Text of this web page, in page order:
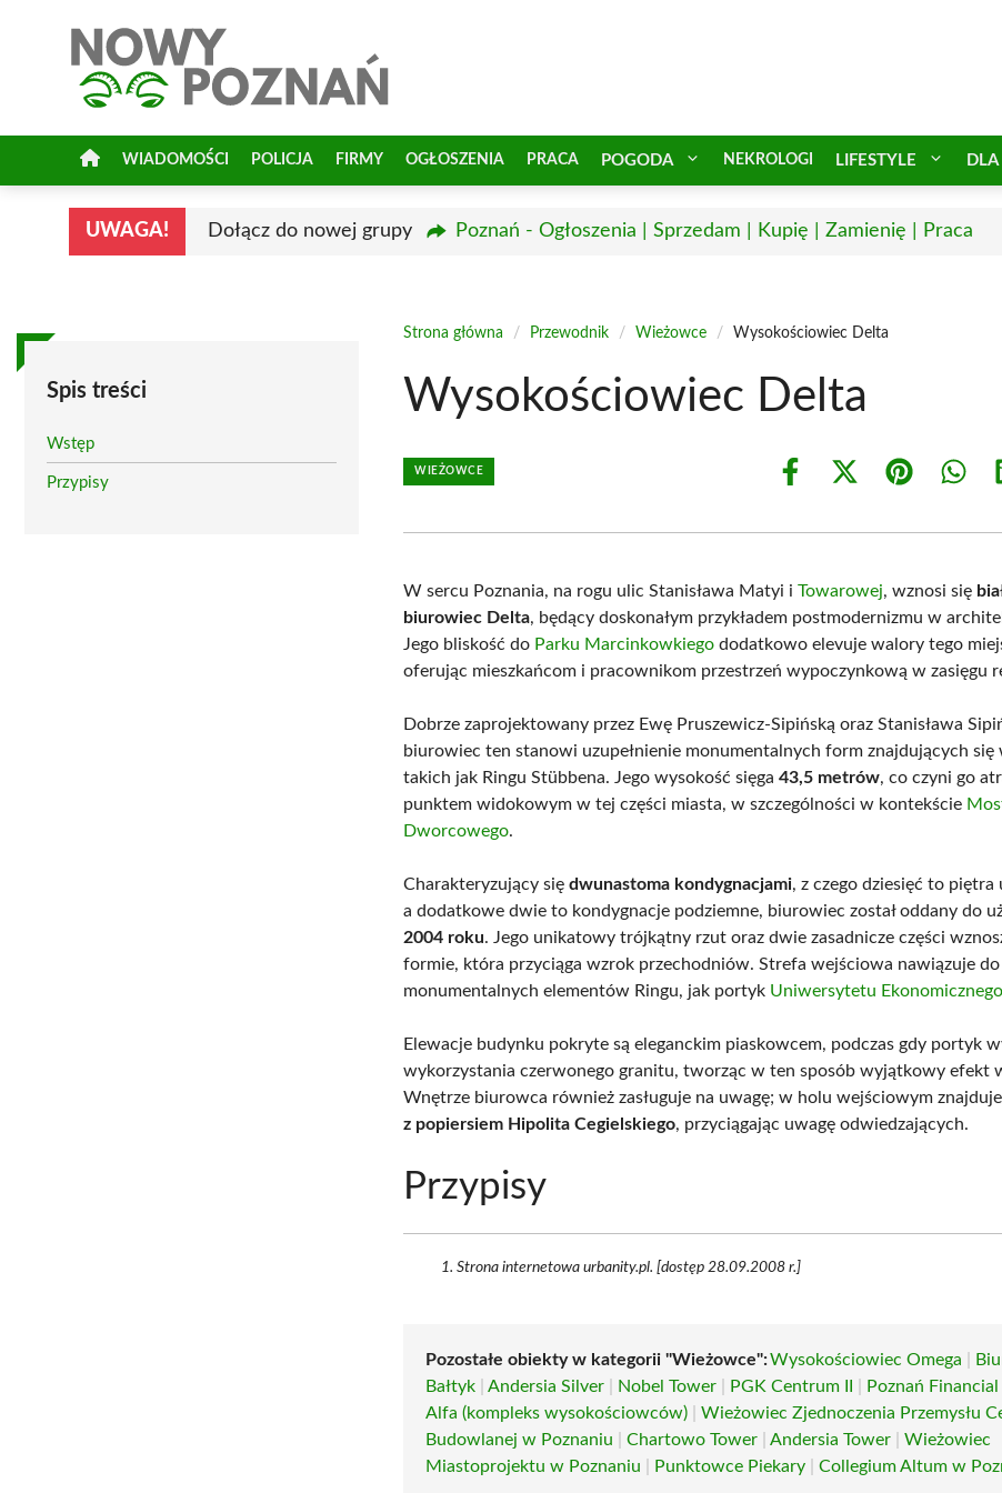
WIADOMOŚCI POLICJA FIRMY OGŁOSZENIA PRACA POGODA NEKROLOGI LIFESTYLE
UWAGA! Dołącz do nowej grupy Poznań - Ogłoszenia | Sprzedam | Kupię | Zamienię | Praca
Spis treści
Wstęp
Przypisy
Strona główna / Przewodnik / Wieżowce / Wysokościowiec Delta
Wysokościowiec Delta
WIEŻOWCE
Share
Share
(Twitter)
Share Share
W sercu Poznania, na rogu ulic Stanisława Matyi iTowarowej, wznosi się
biurowiec Delta, będący doskonałym przykładem postmodernizmu w
Jego bliskość do Parku Marcinkowkiego dodatkowo elevuje walory tego
oferując mieszkańcom i pracownikom przestrzeń wypoczynkową w zasięgu
Dobrze zaprojektowany przez Ewę Pruszewicz-Sipińską oraz Stanisława
biurowiec ten stanowi uzupełnienie monumentalnych form znajdujących się
takich jak Ringu Stübbena. Jego wysokość sięga43,5 metrów, co czyni go
punktem widokowym w tej części miasta, w szczególności w kontekście
Dworcowego.
Charakteryzujący siędwunastoma kondygnacjami, z czego dziesięć to piętra
a dodatkowe dwie to kondygnacje podziemne, biurowiec został oddany do
2004 roku. Jego unikatowy trójkątny rzut oraz dwie zasadnicze części
formie, która przyciąga wzrok przechodniów. Strefa wejściowa nawiązuje do
monumentalnych elementów Ringu, jak portyk Uniwersytetu Ekonomicznego
Elewacje budynku pokryte są eleganckim piaskowcem, podczas gdy portyk
wykorzystania czerwonego granitu, tworząc w ten sposób wyjątkowy efekt
Wnętrze biurowca również zasługuje na uwagę; w holu wejściowym
z popiersiem Hipolita Cegielskiego, przyciągając uwagę odwiedzających.
Przypisy
Strona internetowa urbanity.pl. [dostęp 28.09.2008 r.]
Pozostałe obiekty w kategorii "Wieżowce":Wysokościowiec Omega
Bałtyk |Andersia Silver Nobel Tower PGK Centrum II Poznań
Alfa (kompleks wysokościowców) |Wieżowiec Zjednoczenia Przemysłu
Budowlanej w Poznaniu |Chartowo Tower |Andersia Tower |Wieżowiec
Miastoprojektu w Poznaniu
Punktowce Piekary |Collegium Altum w